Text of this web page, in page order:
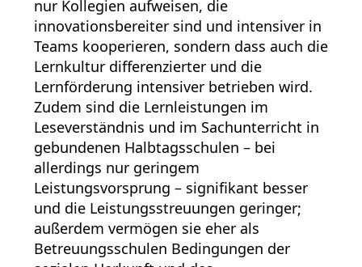
nur Kollegien aufweisen, die
innovationsbereiter sind und intensiver in
Teams kooperieren, sondern dass auch die
Lernkultur differenzierter und die
Lernförderung intensiver betrieben wird.
Zudem sind die Lernleistungen im
Leseverständnis und im Sachunterricht in
gebundenen Halbtagsschulen – bei
allerdings nur geringem
Leistungsvorsprung – signifikant besser
und die Leistungsstreuungen geringer;
außerdem vermögen sie eher als
Betreuungsschulen Bedingungen der